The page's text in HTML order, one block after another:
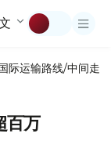
际运输路线/中间走廊
百万